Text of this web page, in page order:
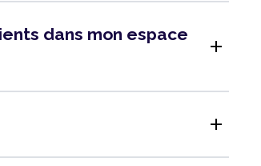
dans mon espace
add
add